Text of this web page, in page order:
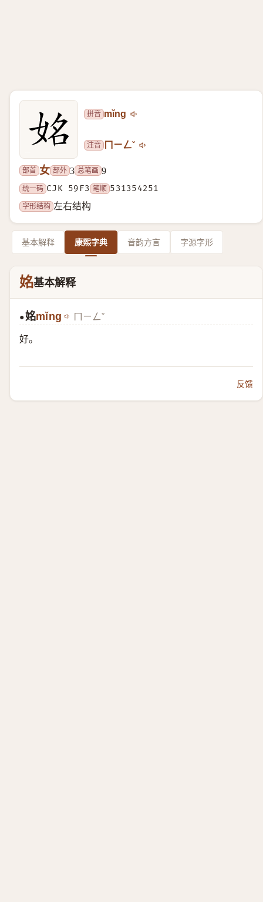
拼音 mǐng
注音 ㄇㄧㄥˇ
部首 女 部外 3 总笔画 9
统一码 CJK 59F3 笔顺 531354251
字形结构 左右结构
基本解释 康熙字典 音韵方言 字源字形
姳基本解释
●姳mǐng ㄇㄧㄥˇ
好。
反馈